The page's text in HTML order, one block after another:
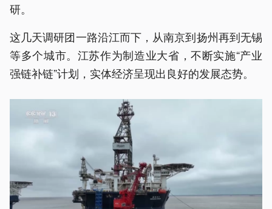
研。
这几天调研团一路沿江而下，从南京到扬州再到无锡
等多个城市。江苏作为制造业大省，不断实施“产业
强链补链”计划，实体经济呈现出良好的发展态势。